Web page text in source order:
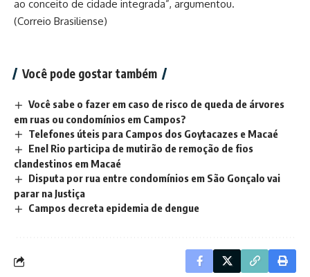
ao conceito de cidade integrada”, argumentou.
(Correio Brasiliense)
Você pode gostar também
Você sabe o fazer em caso de risco de queda de árvores
em ruas ou condomínios em Campos?
Telefones úteis para Campos dos Goytacazes e Macaé
Enel Rio participa de mutirão de remoção de fios
clandestinos em Macaé
Disputa por rua entre condomínios em São Gonçalo vai
parar na Justiça
Campos decreta epidemia de dengue